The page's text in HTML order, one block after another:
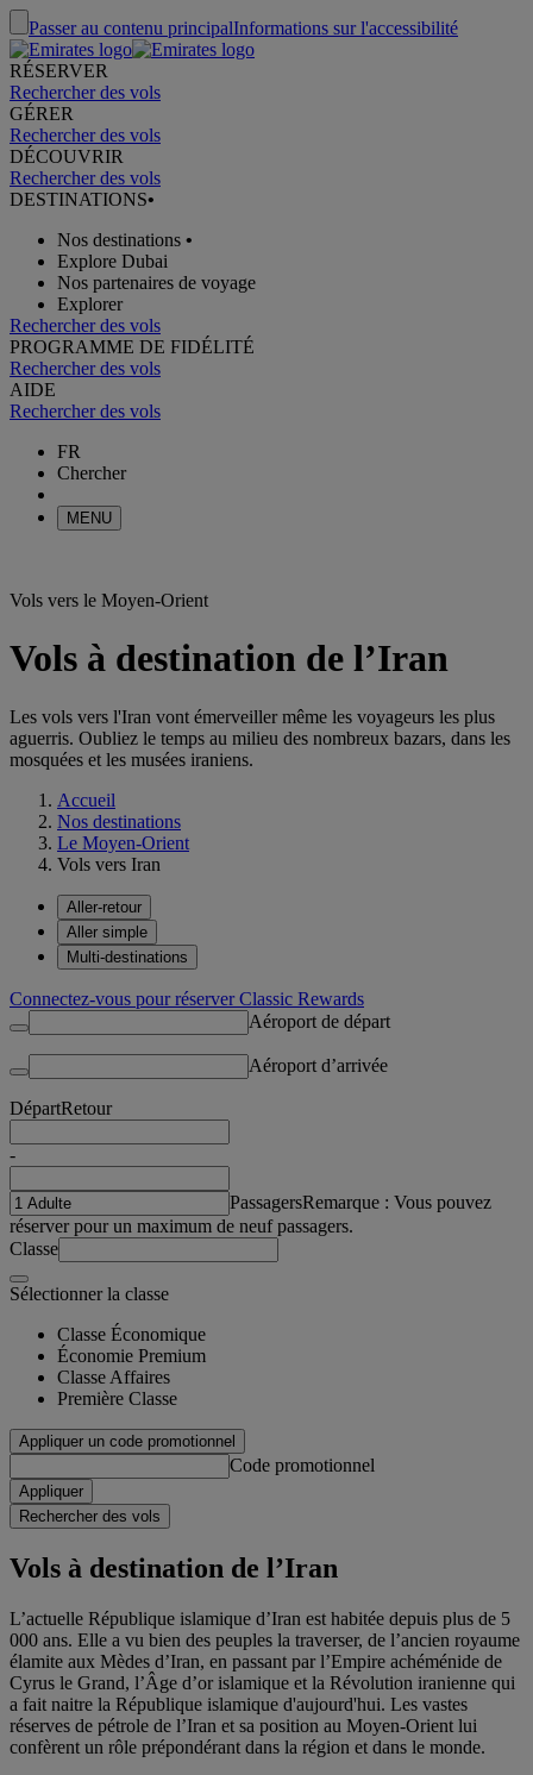
Passer au contenu principalInformations sur l'accessibilité
RÉSERVER
Rechercher des vols
GÉRER
Rechercher des vols
DÉCOUVRIR
Rechercher des vols
DESTINATIONS•
Nos destinations •
Explore Dubai
Nos partenaires de voyage
Explorer
Rechercher des vols
PROGRAMME DE FIDÉLITÉ
Rechercher des vols
AIDE
Rechercher des vols
FR
Chercher
MENU
Vols vers le Moyen-Orient
Vols à destination de l’Iran
Les vols vers l'Iran vont émerveiller même les voyageurs les plus
aguerris. Oubliez le temps au milieu des nombreux bazars, dans les
mosquées et les musées iraniens.
Accueil
Nos destinations
Le Moyen-Orient
Vols vers Iran
Aller-retour
Aller simple
Multi-destinations
Connectez-vous pour réserver Classic Rewards
Aéroport de départ
Aéroport d’arrivée
DépartRetour
-
PassagersRemarque : Vous pouvez
réserver pour un maximum de neuf passagers.
Classe
Sélectionner la classe
Classe Économique
Économie Premium
Classe Affaires
Première Classe
Appliquer un code promotionnel
Code promotionnel
Appliquer
Rechercher des vols
Vols à destination de l’Iran
L’actuelle République islamique d’Iran est habitée depuis plus de 5
000 ans. Elle a vu bien des peuples la traverser, de l’ancien royaume
élamite aux Mèdes d’Iran, en passant par l’Empire achéménide de
Cyrus le Grand, l’Âge d’or islamique et la Révolution iranienne qui
a fait naitre la République islamique d'aujourd'hui. Les vastes
réserves de pétrole de l’Iran et sa position au Moyen-Orient lui
confèrent un rôle prépondérant dans la région et dans le monde.